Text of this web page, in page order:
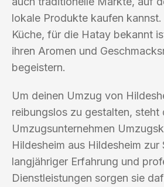
lokale Produkte kaufen
Küche, für die Hatay bekannt
ihren Aromen und
begeistern.
Um deinen Umzug von
reibungslos zu gestalten, steht
Umzugsunternehmen
Hildesheim aus Hildesheim zur
langjähriger Erfahrung und
Dienstleistungen sorgen sie